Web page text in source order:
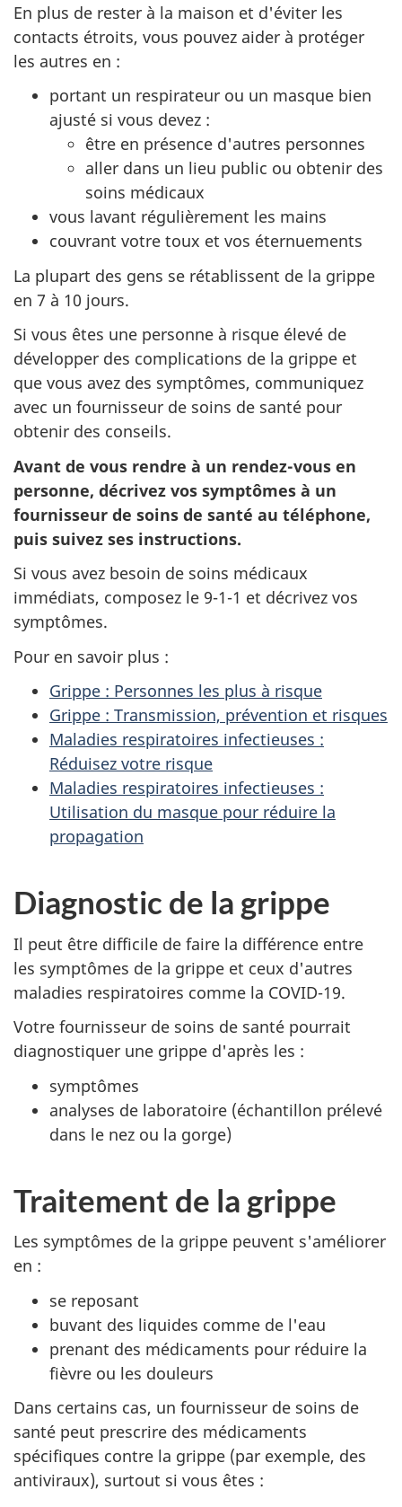
En plus de rester à la maison et d'éviter les
contacts étroits, vous pouvez aider à protéger
les autres en :
portant un respirateur ou un masque bien
ajusté si vous devez :
être en présence d'autres personnes
aller dans un lieu public ou obtenir des
soins médicaux
vous lavant régulièrement les mains
couvrant votre toux et vos éternuements
La plupart des gens se rétablissent de la grippe
en 7 à 10 jours.
Si vous êtes une personne à risque élevé de
développer des complications de la grippe et
que vous avez des symptômes, communiquez
avec un fournisseur de soins de santé pour
obtenir des conseils.
Avant de vous rendre à un rendez-vous en
personne, décrivez vos symptômes à un
fournisseur de soins de santé au téléphone,
puis suivez ses instructions.
Si vous avez besoin de soins médicaux
immédiats, composez le 9-1-1 et décrivez vos
symptômes.
Pour en savoir plus :
Grippe : Personnes les plus à risque
Grippe : Transmission, prévention et risques
Maladies respiratoires infectieuses :
Réduisez votre risque
Maladies respiratoires infectieuses :
Utilisation du masque pour réduire la
propagation
Diagnostic de la grippe
Il peut être difficile de faire la différence entre
les symptômes de la grippe et ceux d'autres
maladies respiratoires comme la COVID-19.
Votre fournisseur de soins de santé pourrait
diagnostiquer une grippe d'après les :
symptômes
analyses de laboratoire (échantillon prélevé
dans le nez ou la gorge)
Traitement de la grippe
Les symptômes de la grippe peuvent s'améliorer
en :
se reposant
buvant des liquides comme de l'eau
prenant des médicaments pour réduire la
fièvre ou les douleurs
Dans certains cas, un fournisseur de soins de
santé peut prescrire des médicaments
spécifiques contre la grippe (par exemple, des
antiviraux), surtout si vous êtes :